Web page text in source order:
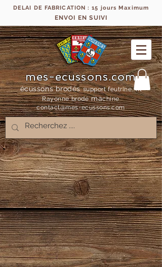
DELAI DE FABRICATION : 15 jours Maximum
ENVOI EN SUIVI
mes-ecussons.com
écussons brodés support feutrine, fil
Rayonne brodémachine
contact@mes-ecussons.com